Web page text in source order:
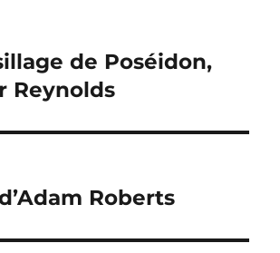
de Poséidon,
Reynolds
Roberts